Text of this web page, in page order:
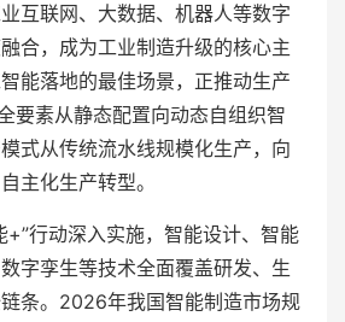
互联网、大数据、机器人等数字
合，成为工业制造升级的核心主
能落地的最佳场景，正推动生产
要素从静态配置向动态自组织智
式从传统流水线规模化生产，向
主化生产转型。
+”行动深入实施，智能设计、智能
字孪生等技术全面覆盖研发、生
条。2026年我国智能制造市场规